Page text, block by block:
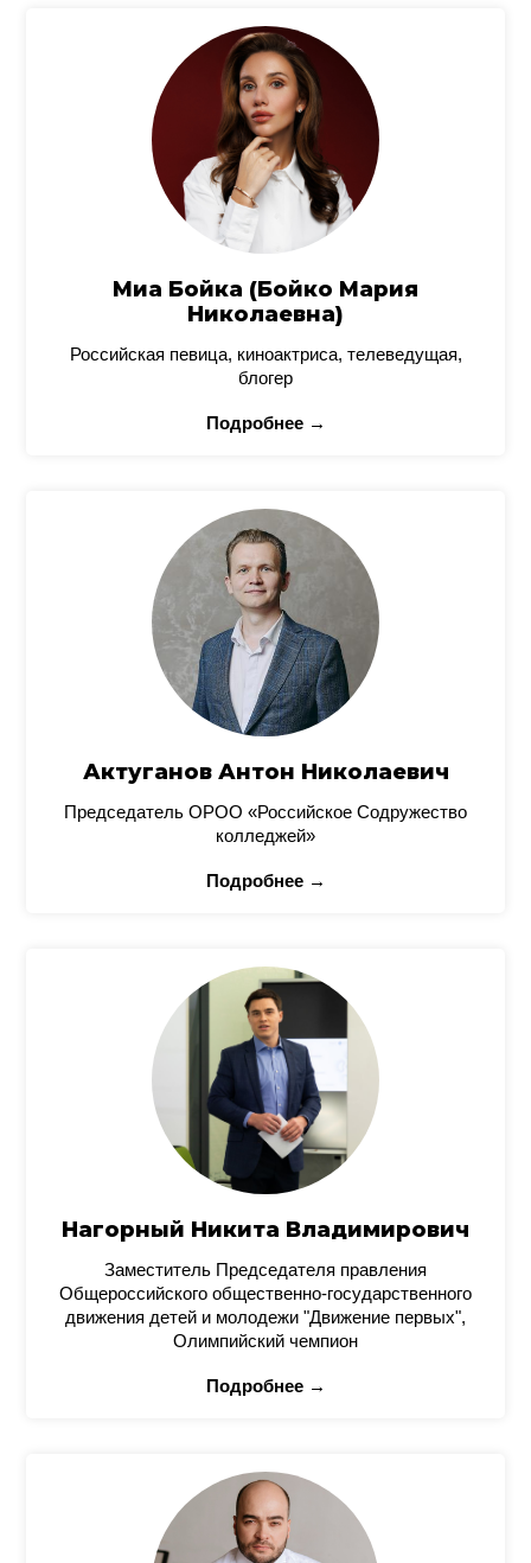
Миа Бойка (Бойко Мария
Николаевна)
Российская певица, киноактриса, телеведущая,
блогер
Подробнее →
Актуганов Антон Николаевич
Председатель ОРОО «Российское Содружество
колледжей»
Подробнее →
Нагорный Никита Владимирович
Заместитель Председателя правления
Общероссийского общественно-государственного
движения детей и молодежи "Движение первых",
Олимпийский чемпион
Подробнее →